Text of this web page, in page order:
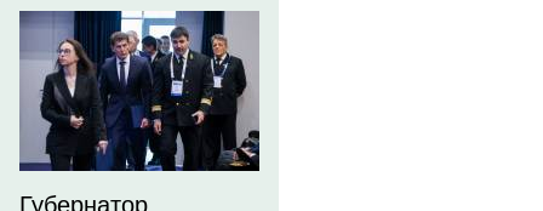
Губернатор